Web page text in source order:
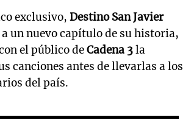
exclusivo, Destino San Javier
un nuevo capítulo de su historia,
el público deCadena 3la
canciones antes de llevarlas a los
del país.